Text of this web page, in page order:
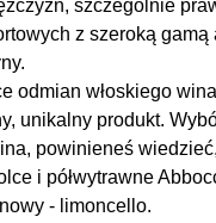
szczególnie
z szeroką gamą
odmian włoskiego
unikalny produkt.
powinieneś
i półwytrawne
- limoncello.